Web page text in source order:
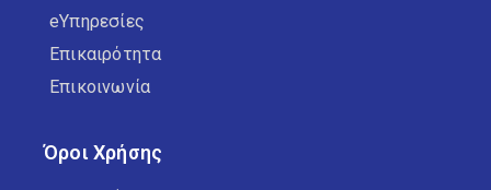
eΥπηρεσίες
Επικαιρότητα
Επικοινωνία
Όροι Χρήσης